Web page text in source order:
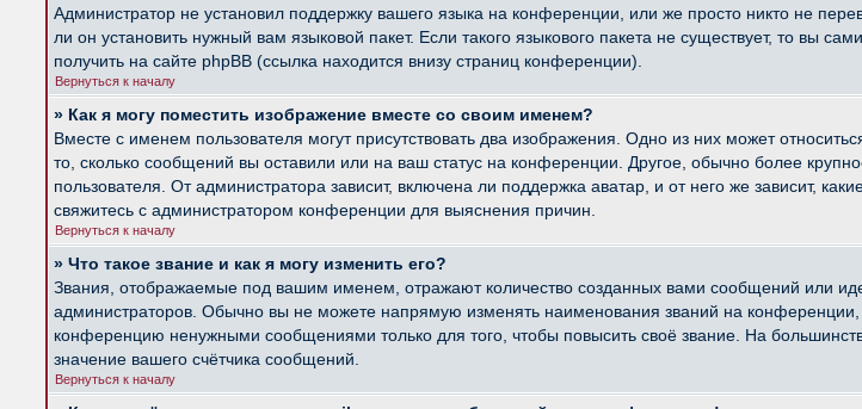
Администратор не установил поддержку вашего языка на конференции, или же просто никто не
ли он установить нужный вам языковой пакет. Если такого языкового пакета не существует, то
получить на сайте phpBB (ссылка находится внизу страниц конференции).
Вернуться к началу
» Как я могу поместить изображение вместе со своим именем?
Вместе с именем пользователя могут присутствовать два изображения. Одно из них может
то, сколько сообщений вы оставили или на ваш статус на конференции. Другое, обычно более
пользователя. От администратора зависит, включена ли поддержка аватар, и от него же зависит,
свяжитесь с администратором конференции для выяснения причин.
Вернуться к началу
» Что такое звание и как я могу изменить его?
Звания, отображаемые под вашим именем, отражают количество созданных вами сообщений или
администраторов. Обычно вы не можете напрямую изменять наименования званий на
конференцию ненужными сообщениями только для того, чтобы повысить своё звание. На
значение вашего счётчика сообщений.
Вернуться к началу